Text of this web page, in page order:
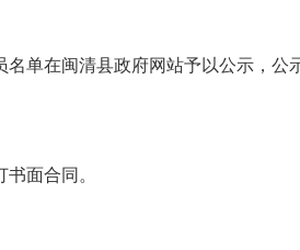
在闽清县政府网站予以公示，公
面合同。